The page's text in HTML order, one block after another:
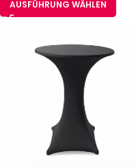
AUSFÜHRUNG WÄHLEN